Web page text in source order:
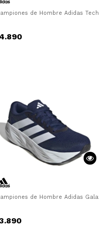
Adidas - Beigede Hombre Adidas
4.890
Adidas - Negrode Hombre Adidas
recargo o hasta
crediticia.